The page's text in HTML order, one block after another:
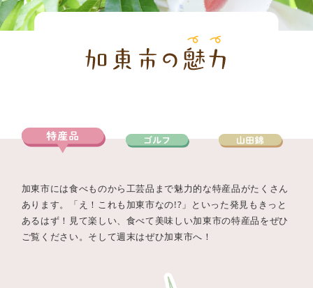
加東市には食べものから工芸品まで魅力的な特産品がたくさん
あります。「え！これも加東市なの!?」といった発見もきっと
あるはず！見て楽しい、食べて美味しい加東市の特産品をぜひ
ご覧ください。そして週末はぜひ加東市へ！